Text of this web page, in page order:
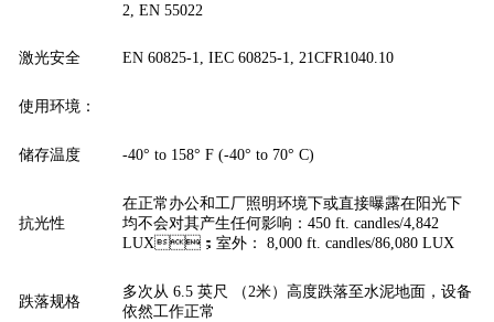
2, EN 55022
激光安全 EN 60825-1, IEC 60825-1, 21CFR1040.10
使用环境：
储存温度 -40° to 158° F (-40° to 70° C)
抗光性
在正常办公和工厂照明环境下或直接曝露在阳光下
均不会对其产生任何影响：450 ft. candles/4,842
LUX；室外： 8,000 ft. candles/86,080 LUX
跌落规格
多次从 6.5 英尺 （2米）高度跌落至水泥地面，设备
依然工作正常